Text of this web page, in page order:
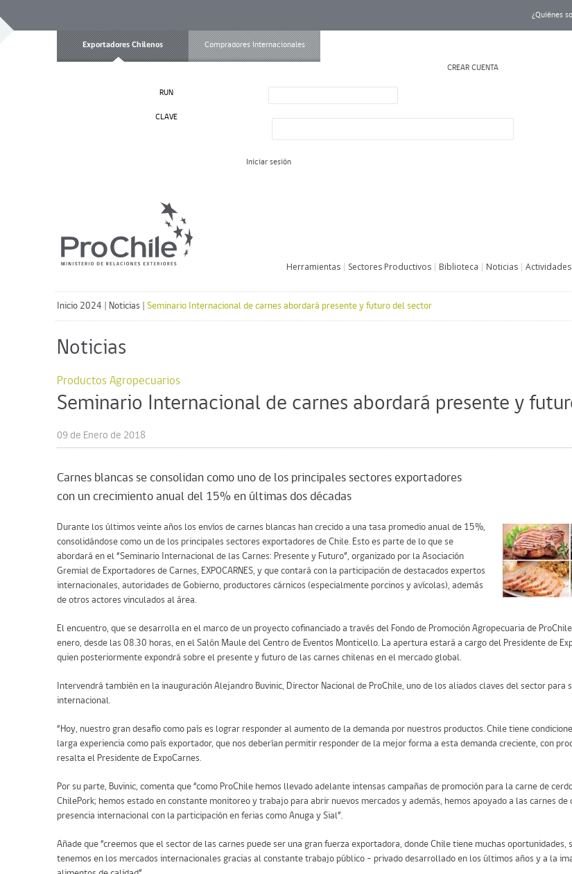
¿Quiénes
Exportadores Chilenos Compradores Internacionales
CREAR CUENTA
RUN
CLAVE
Iniciar sesión
Herramientas Sectores Productivos Biblioteca Noticias Actividades
Inicio 2024 Noticias Seminario Internacional de carnes abordará presente y futuro del sector
Noticias
Productos Agropecuarios
Seminario Internacional de carnes abordará presente y
09 de Enero de 2018
Carnes blancas se consolidan como uno de los principales sectores exportadores
con un crecimiento anual del 15% en últimas dos décadas
Durante los últimos veinte años los envíos de carnes blancas han crecido a una tasa promedio anual de 15%,
consolidándose como un de los principales sectores exportadores de Chile. Esto es parte de lo que se
abordará en el “Seminario Internacional de las Carnes: Presente y Futuro”, organizado por la Asociación
Gremial de Exportadores de Carnes, EXPOCARNES, y que contará con la participación de destacados expertos
internacionales, autoridades de Gobierno, productores cárnicos (especialmente porcinos y avícolas), además
de otros actores vinculados al área.
El encuentro, que se desarrolla en el marco de un proyecto cofinanciado a través del Fondo de Promoción Agropecuaria de
enero, desde las 08.30 horas, en el Salón Maule del Centro de Eventos Monticello. La apertura estará a cargo del Presidente de
quien posteriormente expondrá sobre el presente y futuro de las carnes chilenas en el mercado global.
Intervendrá también en la inauguración Alejandro Buvinic, Director Nacional de ProChile, uno de los aliados claves del sector para
internacional.
“Hoy, nuestro gran desafío como país es lograr responder al aumento de la demanda por nuestros productos. Chile tiene
larga experiencia como país exportador, que nos deberían permitir responder de la mejor forma a esta demanda creciente, con
resalta el Presidente de ExpoCarnes.
Por su parte, Buvinic, comenta que “como ProChile hemos llevado adelante intensas campañas de promoción para la carne de
ChilePork; hemos estado en constante monitoreo y trabajo para abrir nuevos mercados y además, hemos apoyado a las carnes de
presencia internacional con la participación en ferias como Anuga y Sial”.
Añade que “creemos que el sector de las carnes puede ser una gran fuerza exportadora, donde Chile tiene muchas
tenemos en los mercados internacionales gracias al constante trabajo público – privado desarrollado en los últimos años y a la